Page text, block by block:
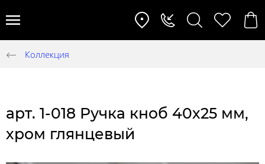
Коллекция
арт. 1-018 Ручка кноб 40х25 мм,
хром глянцевый